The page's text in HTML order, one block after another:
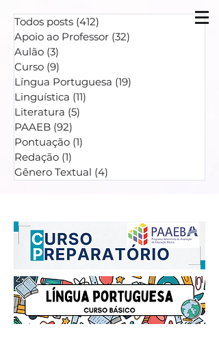
Todos posts (412)
Apoio ao Professor (32)
Aulão (3)
Curso (9)
Língua Portuguesa (19)
Linguística (11)
Literatura (5)
PAAEB (92)
Pontuação (1)
Redação (1)
Gênero Textual (4)